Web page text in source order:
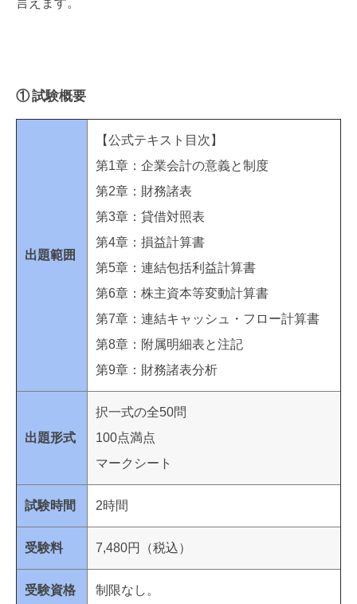
言えます。
① 試験概要
出題範囲
【公式テキスト目次】
第1章：企業会計の意義と制度
第2章：財務諸表
第3章：貸借対照表
第4章：損益計算書
第5章：連結包括利益計算書
第6章：株主資本等変動計算書
第7章：連結キャッシュ・フロー計算書
第8章：附属明細表と注記
第9章：財務諸表分析
出題形式
択一式の全50問
100点満点
マークシート
試験時間 2時間
受験料 7,480円（税込）
受験資格 制限なし。